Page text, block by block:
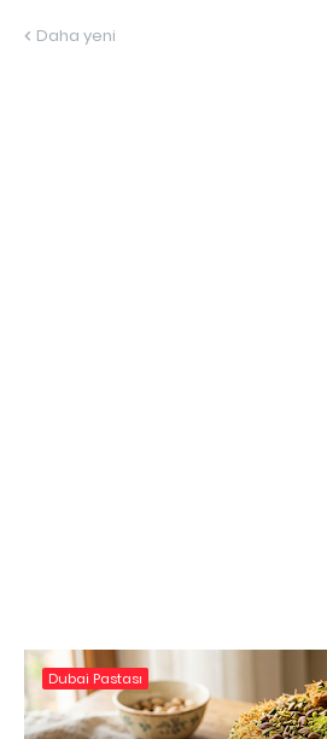
Daha yeni
Dubai Pastası